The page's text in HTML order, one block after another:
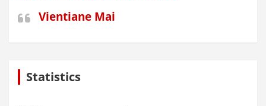
Vientiane Mai
Statistics